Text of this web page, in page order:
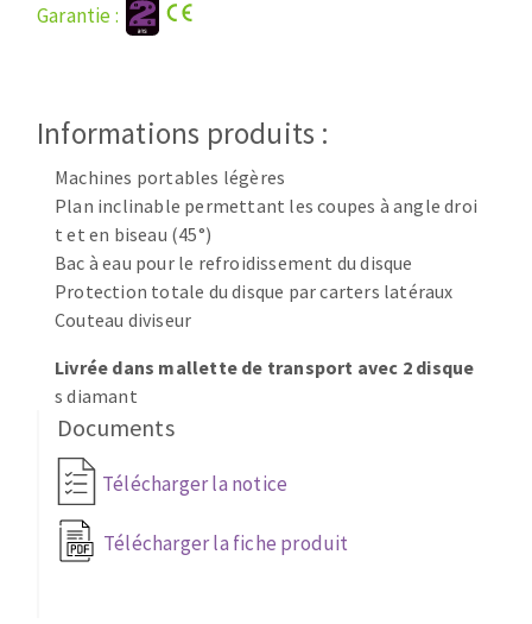
Disques à lamelles
Roues à lamelles
Meules sur tige
Brosses
Meules de tourets
Feutres à polir
NETTOYAGE
Aspirateurs
MACHINES POUR LE TRAVAIL DU MÉTAL
Tronçonneuses
Perceuses magnétiques
Garantie :
Informations produits :
Machines portables légères
Plan inclinable permettant les coupes à angle droi
t et en biseau (45°)
Bac à eau pour le refroidissement du disque
Protection totale du disque par carters latéraux
Couteau diviseur
Livrée dans mallette de transport avec 2 disque
s diamant
Documents
Télécharger la notice
Télécharger la fiche produit